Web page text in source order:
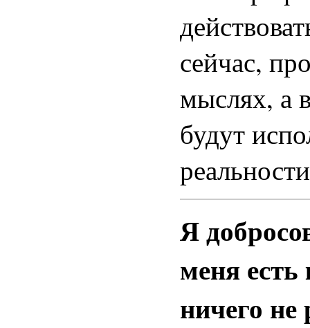
сейчас,
мыслях, а
будут
Я
меня
ничего не